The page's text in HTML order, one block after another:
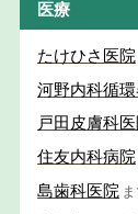
医療
たけひさ医院
河野内科循
戸田皮膚科
住友内科病院
島歯科医院